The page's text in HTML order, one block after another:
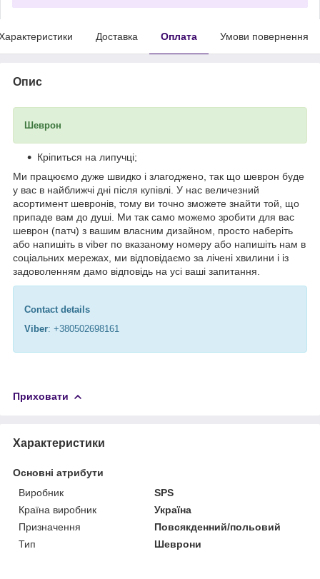
Доставка Оплата Умови повернення
Опис
Шеврон
Кріпиться на липучці;
Ми працюємо дуже швидко і злагоджено, так що шеврон буде
у вас в найближчі дні після купівлі. У нас величезний
асортимент шевронів, тому ви точно зможете знайти той, що
припаде вам до душі. Ми так само можемо зробити для вас
шеврон (патч) з вашим власним дизайном, просто наберіть
або напишіть в viber по вказаному номеру або напишіть нам в
соціальних мережах, ми відповідаємо за лічені хвилини і із
задоволенням дамо відповідь на усі ваші запитання.
Contact details
Viber: +380502698161
Приховати
Характеристики
Основні атрибути
Виробник
SPS
Країна виробник
Україна
Призначення
Повсякденний/польовий
Тип
Шеврони